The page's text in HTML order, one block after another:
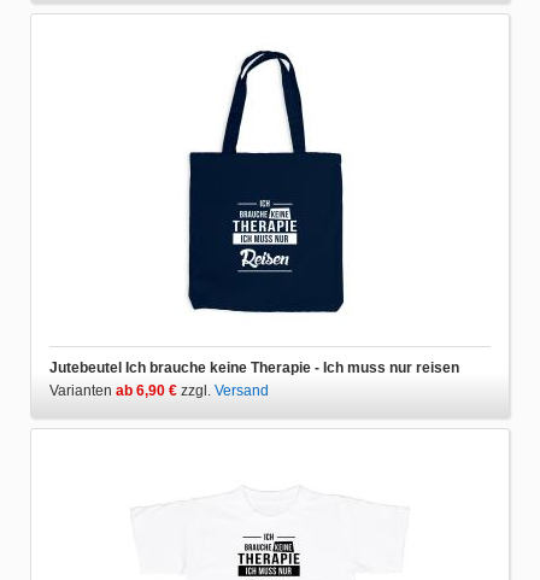
Jutebeutel Ich brauche keine Therapie - Ich muss nur reisen
Varianten ab 6,90 € zzgl. Versand